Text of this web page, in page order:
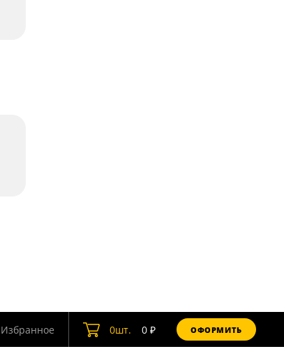
Избранное 0шт. 0₽ ОФОРМИТЬ